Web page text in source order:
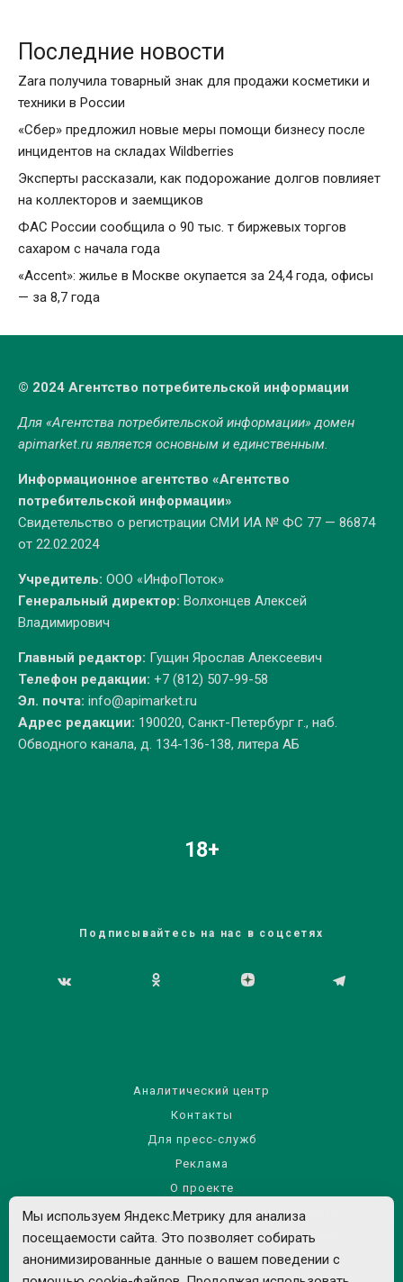
Последние новости
Zara получила товарный знак для продажи косметики и
техники в России
«Сбер» предложил новые меры помощи бизнесу после
инцидентов на складах Wildberries
Эксперты рассказали, как подорожание долгов повлияет
на коллекторов и заемщиков
ФАС России сообщила о 90 тыс. т биржевых торгов
сахаром с начала года
«Accent»: жилье в Москве окупается за 24,4 года, офисы
— за 8,7 года
© 2024 Агентство потребительской информации
Для «Агентства потребительской информации» домен
apimarket.ruявляется основным и единственным.
Информационное агентство «Агентство
потребительской информации»
Свидетельство о регистрации СМИ ИА № ФС 77 — 86874
от 22.02.2024
Учредитель: ООО «ИнфоПоток»
Генеральный директор: Волхонцев Алексей
Владимирович
Главный редактор: Гущин Ярослав Алексеевич
Телефон редакции: +7 (812) 507-99-58
Эл. почта: info@apimarket.ru
Адрес редакции: 190020, Санкт-Петербург г., наб.
Обводного канала, д. 134-136-138, литера АБ
18+
Подписывайтесь на нас в соцсетях
Аналитический центр
Контакты
Для пресс-служб
Реклама
О проекте
Правила использования материалов сайта
Политика обработки персональных данных
Мы используем Яндекс.Метрику для анализа
посещаемости сайта. Это позволяет собирать
анонимизированные данные о вашем поведении с